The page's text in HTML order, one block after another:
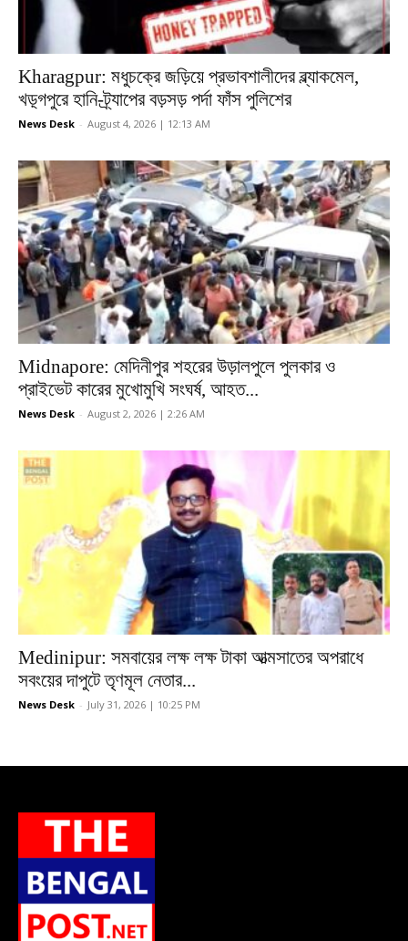
Kharagpur: মধুচক্রে জড়িয়ে প্রভাবশালীদের ব্ল্যাকমেল,
খড়্গপুরে হানি-ট্র্যাপের বড়সড় পর্দা ফাঁস পুলিশের
News Desk - August 4, 2026 | 12:13 AM
Midnapore: মেদিনীপুর শহরের উড়ালপুলে পুলকার ও
প্রাইভেট কারের মুখোমুখি সংঘর্ষ, আহত...
News Desk - August 2, 2026 | 2:26 AM
Medinipur: সমবায়ের লক্ষ লক্ষ টাকা আত্মসাতের অপরাধে
সবংয়ের দাপুটে তৃণমূল নেতার...
News Desk - July 31, 2026 | 10:25 PM